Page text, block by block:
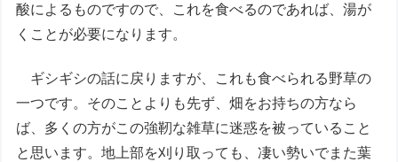
酸によるものですので、これを食べるのであれば、湯が
くことが必要になります。
ギシギシの話に戻りますが、これも食べられる野草の
一つです。そのことよりも先ず、畑をお持ちの方なら
ば、多くの方がこの強靭な雑草に迷惑を被っていること
と思います。地上部を刈り取っても、凄い勢いでまた葉